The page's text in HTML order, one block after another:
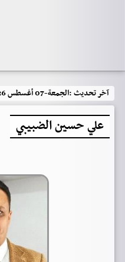
آخر تحديث :الجمعة-07 أغسطس 2026-09:59م
علي حسين الضبيبي